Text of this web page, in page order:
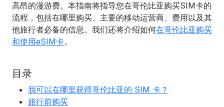
高昂的漫游费。本指南将指导您在哥伦比亚购买SIM卡的
流程，包括在哪里购买、主要的移动运营商、费用以及其
他旅行者必备的信息。我们还将介绍如何在哥伦比亚购买
和使用eSIM卡。
目录
我可以在哪里获得哥伦比亚的 SIM 卡？
旅行前购买